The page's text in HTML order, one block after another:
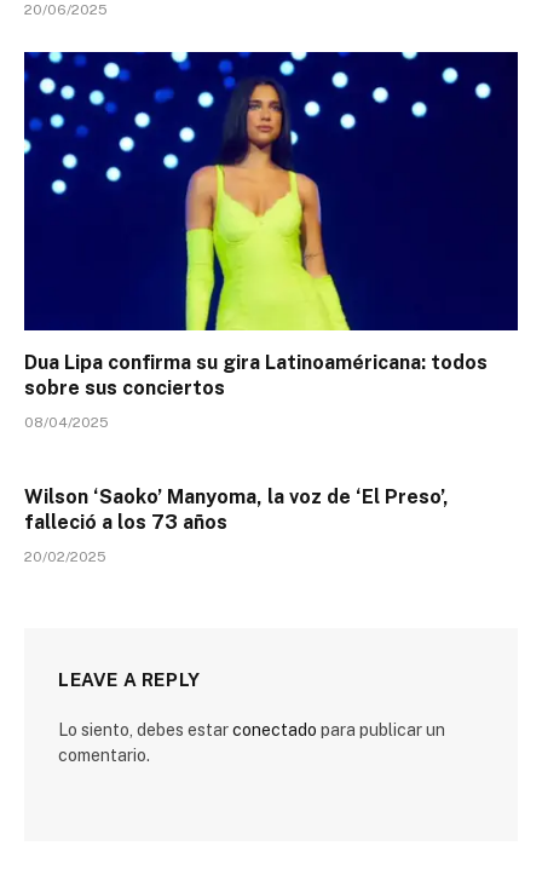
20/06/2025
Dua Lipa confirma su gira Latinoaméricana: todos
sobre sus conciertos
08/04/2025
Wilson ‘Saoko’ Manyoma, la voz de ‘El Preso’,
falleció a los 73 años
20/02/2025
LEAVE A REPLY
Lo siento, debes estarconectado para publicar un
comentario.